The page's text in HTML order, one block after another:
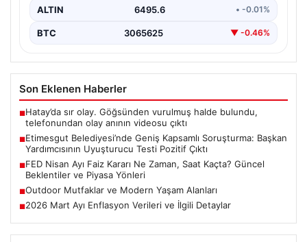
ALTIN 6495.6 • -0.01%
BTC 3065625 ▼ -0.46%
Son Eklenen Haberler
■Hatay’da sır olay. Göğsünden vurulmuş halde bulundu,
telefonundan olay anının videosu çıktı
■Etimesgut Belediyesi’nde Geniş Kapsamlı Soruşturma: Başkan
Yardımcısının Uyuşturucu Testi Pozitif Çıktı
■FED Nisan Ayı Faiz Kararı Ne Zaman, Saat Kaçta? Güncel
Beklentiler ve Piyasa Yönleri
■Outdoor Mutfaklar ve Modern Yaşam Alanları
■2026 Mart Ayı Enflasyon Verileri ve İlgili Detaylar